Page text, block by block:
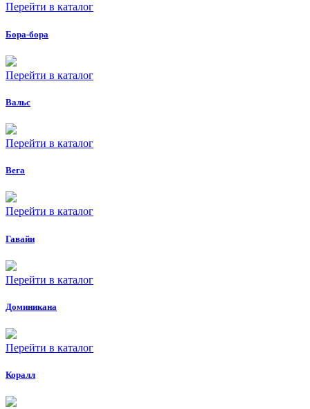
Перейти в каталог
Бора-бора
Перейти в каталог
Вальс
Перейти в каталог
Вега
Перейти в каталог
Гавайи
Перейти в каталог
Доминикана
Перейти в каталог
Коралл